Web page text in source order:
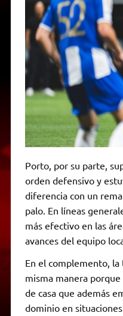
Porto, por su parte,
orden defensivo y
diferencia con un
palo. En líneas
más efectivo en las
avances del equipo
En el complemento,
misma manera
de casa que además
dominio en